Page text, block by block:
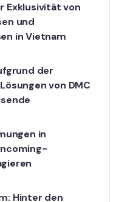
Exklusivität von
und
in Vietnam
der
von DMC
in
Hinter den